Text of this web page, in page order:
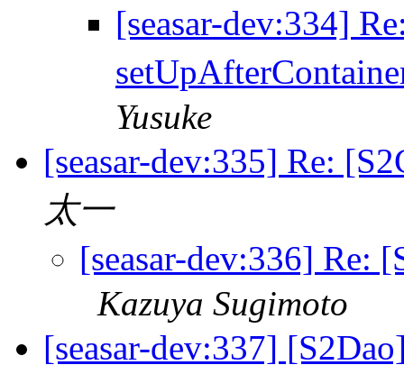
[seasar-dev:334]
Yusuke
[seasar-dev:335] Re:
太一
[seasar-dev:336] Re:
Kazuya Sugimoto
[seasar-dev:337]